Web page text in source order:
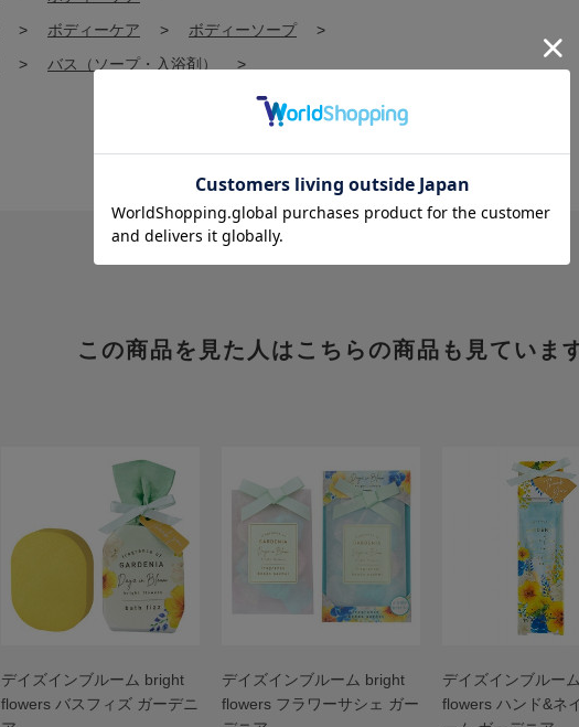
> ボディーケア > ボディーソープ
>
> バス（ソープ・入浴剤） >
この商品を見た人はこちらの商品も見ていま
デイズインブルーム bright
flowers バスフィズ ガーデニ
デイズインブルーム bright
flowers フラワーサシェ ガー
デイズインブルー
flowers ハンド&ネ